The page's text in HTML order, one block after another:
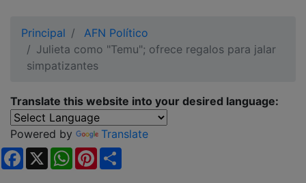
Principal
AFN Político
Julieta como "Temu"; ofrece regalos para jalar
simpatizantes
Translate this website into your desired language:
Powered by
Translate
Facebook
X WhatsApp
Pinterest